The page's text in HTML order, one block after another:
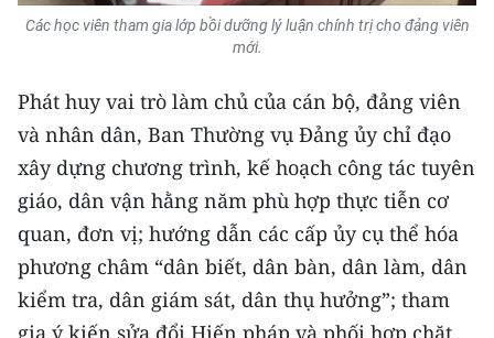
Các học viên tham gia lớp bồi dưỡng lý luận chính trị cho đảng viên
mới.
Phát huy vai trò làm chủ của cán bộ, đảng viên
và nhân dân, Ban Thường vụ Đảng ủy chỉ đạo
xây dựng chương trình, kế hoạch công tác tuyên
giáo, dân vận hằng năm phù hợp thực tiễn cơ
quan, đơn vị; hướng dẫn các cấp ủy cụ thể hóa
phương châm “dân biết, dân bàn, dân làm, dân
kiểm tra, dân giám sát, dân thụ hưởng”; tham
gia ý kiến sửa đổi Hiến pháp và phối hợp chặt